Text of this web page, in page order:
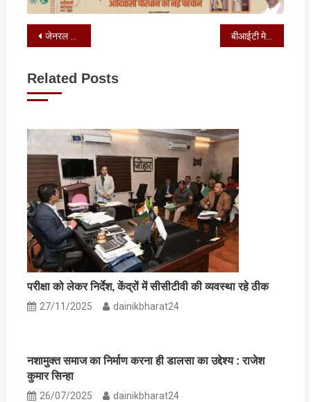
Post
जेनरल स्टोर में पुलिस ने मारा छापा, शराब की बोतलों के साथ एक गिरफ्तार बीआईटी मेसरा लालपुर में चार दिवसीय खेल महोत्सव शुरू
Related Posts
परीक्षा को लेकर निर्देश, केंद्रों में सीसीटीवी की व्यवस्था रहे ठीक
27/11/2025 dainikbharat24
नशामुक्त समाज का निर्माण करना ही डालसा का उद्देश्य : राजेश
कुमार सिन्हा
26/07/2025 dainikbharat24